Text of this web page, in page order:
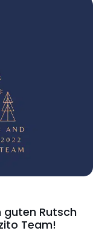
guten Rutsch
Team!